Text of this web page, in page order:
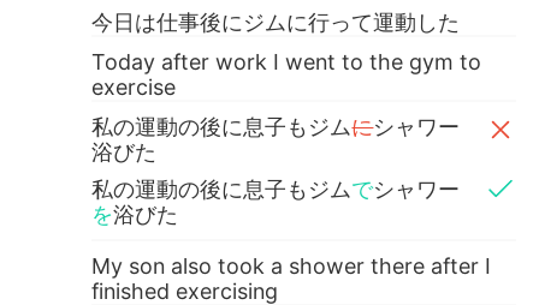
今日は仕事後にジムに行って運動した
Today after work I went to the gym to
exercise
私の運動の後に息子もジムにシャワー
浴びた
私の運動の後に息子もジムでシャワー
を浴びた
My son also took a shower there after I
finished exercising